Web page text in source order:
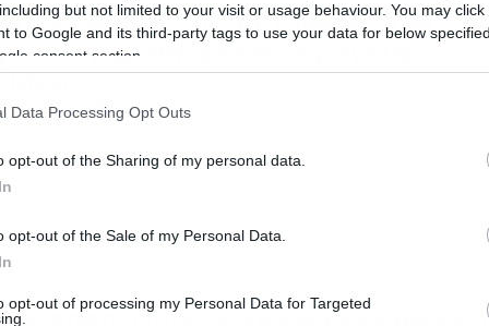
but not limited to your visit or usage behaviour. You may
to Google and its third-party tags to use your data for below
consent section.
Data Processing Opt Outs
opt-out of the Sharing of my personal data.
opt-out of the Sale of my Personal Data.
opt-out of processing my Personal Data for Targeted
2020: Ο Ελβετός οπαδός που
viral, απέκτησε χορηγούς
παιχνίδι της Ελβετίας με τη Γαλλία, ένας οπαδός έκλεψε τις
με τις αντιδράσεις του. Στο παιχνίδι Γαλλία-
καρδιές, με τους Ελβετούς να παίρνουν την πρόκριση
πέναλτι. Η κάμερα έπιασε το κοντράστ συναισθημάτων,
Λούτενμπαχ κατάφερε να γίνει μέσα σε δευτερόλεπτα